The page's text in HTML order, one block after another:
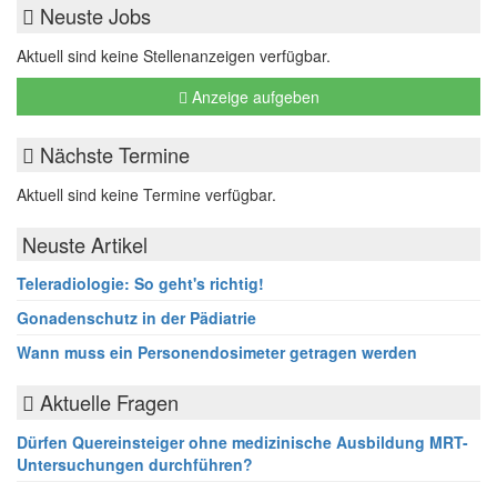
Neuste Jobs
Aktuell sind keine Stellenanzeigen verfügbar.
Anzeige aufgeben
Nächste Termine
Aktuell sind keine Termine verfügbar.
Neuste Artikel
Teleradiologie: So geht's richtig!
Gonadenschutz in der Pädiatrie
Wann muss ein Personendosimeter getragen werden
Aktuelle Fragen
Dürfen Quereinsteiger ohne medizinische Ausbildung MRT-
Untersuchungen durchführen?